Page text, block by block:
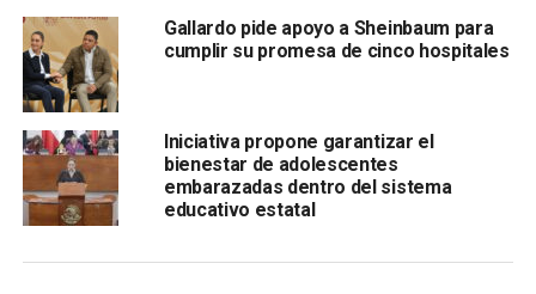
Actualmente permanecen en hospitalización 4
personas: 122 estables, 239 graves y 74 intubadas;
por lo que el porcentaje de ocupación hospitalaria de
pacientes
Gallardo pide apoyo a Sheinbaum para
cumplir su promesa de cinco hospitales
Iniciativa propone garantizar el
bienestar de adolescentes
embarazadas dentro del sistema
educativo estatal